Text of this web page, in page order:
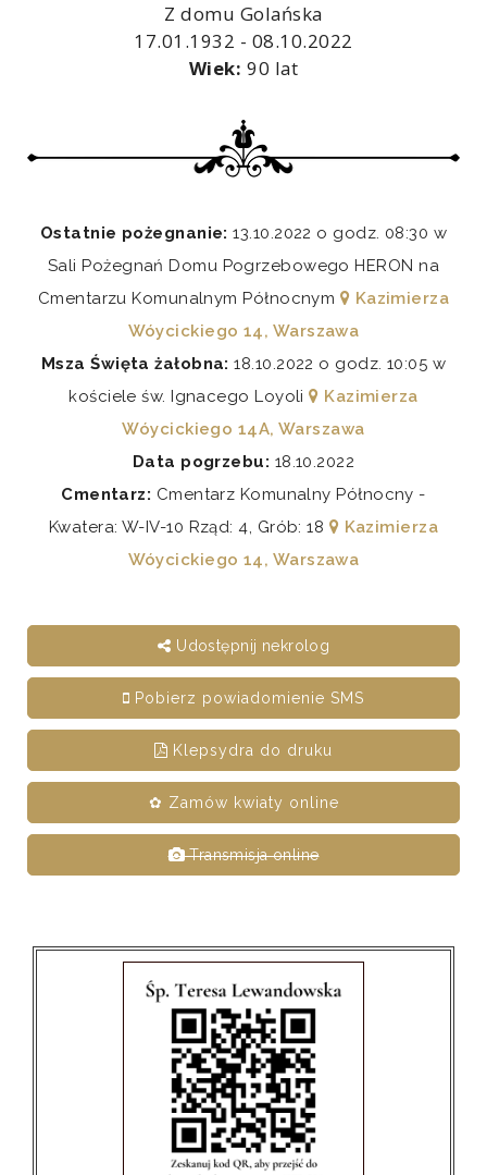
Z domu Golańska
17.01.1932 - 08.10.2022
Wiek: 90 lat
Ostatnie pożegnanie: 13.10.2022 o godz. 08:30 w
Sali Pożegnań Domu Pogrzebowego HERON na
Cmentarzu Komunalnym Północnym
Kazimierza
Wóycickiego 14, Warszawa
Msza Święta żałobna: 18.10.2022 o godz. 10:05 w
kościele św. Ignacego Loyoli
Kazimierza
Wóycickiego 14A, Warszawa
Data pogrzebu: 18.10.2022
Cmentarz: Cmentarz Komunalny Północny -
Kwatera: W-IV-10 Rząd: 4, Grób: 18
Kazimierza
Wóycickiego 14, Warszawa
Udostępnij nekrolog
Pobierz powiadomienie SMS
Klepsydra do druku
✿ Zamów kwiaty online
Transmisja online